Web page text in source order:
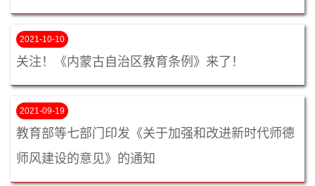
2021-10-10
关注！《内蒙古自治区教育条例》来了！
2021-09-19
教育部等七部门印发《关于加强和改进新时代师德
师风建设的意见》的通知